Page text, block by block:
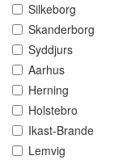
Silkeborg
Skanderborg
Syddjurs
Aarhus
Herning
Holstebro
Ikast-Brande
Lemvig